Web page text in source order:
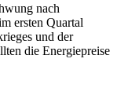
nach
ersten Quartal
und der
die Energiepreise